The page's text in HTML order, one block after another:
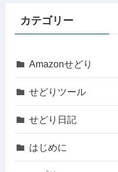
カテゴリー
Amazonせどり
せどりツール
せどり日記
はじめに